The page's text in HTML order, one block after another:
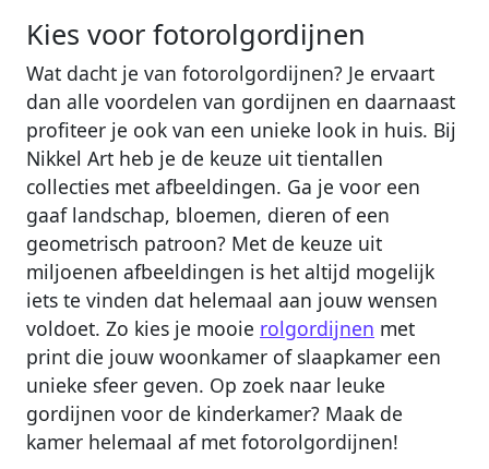
Kies voor fotorolgordijnen
Wat dacht je van fotorolgordijnen? Je ervaart
dan alle voordelen van gordijnen en daarnaast
profiteer je ook van een unieke look in huis. Bij
Nikkel Art heb je de keuze uit tientallen
collecties met afbeeldingen. Ga je voor een
gaaf landschap, bloemen, dieren of een
geometrisch patroon? Met de keuze uit
miljoenen afbeeldingen is het altijd mogelijk
iets te vinden dat helemaal aan jouw wensen
voldoet. Zo kies je mooie rolgordijnen met
print die jouw woonkamer of slaapkamer een
unieke sfeer geven. Op zoek naar leuke
gordijnen voor de kinderkamer? Maak de
kamer helemaal af met fotorolgordijnen!